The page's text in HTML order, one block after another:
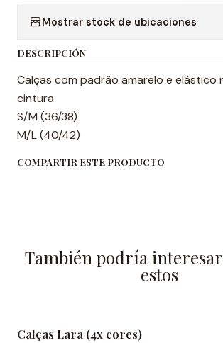
Mostrar stock de ubicaciones
DESCRIPCIÓN
Calças com padrão amarelo e elástico
cintura
S/M (36/38)
M/L (40/42)
COMPARTIR ESTE PRODUCTO
También podría
estos
Calças Lara (4x cores)